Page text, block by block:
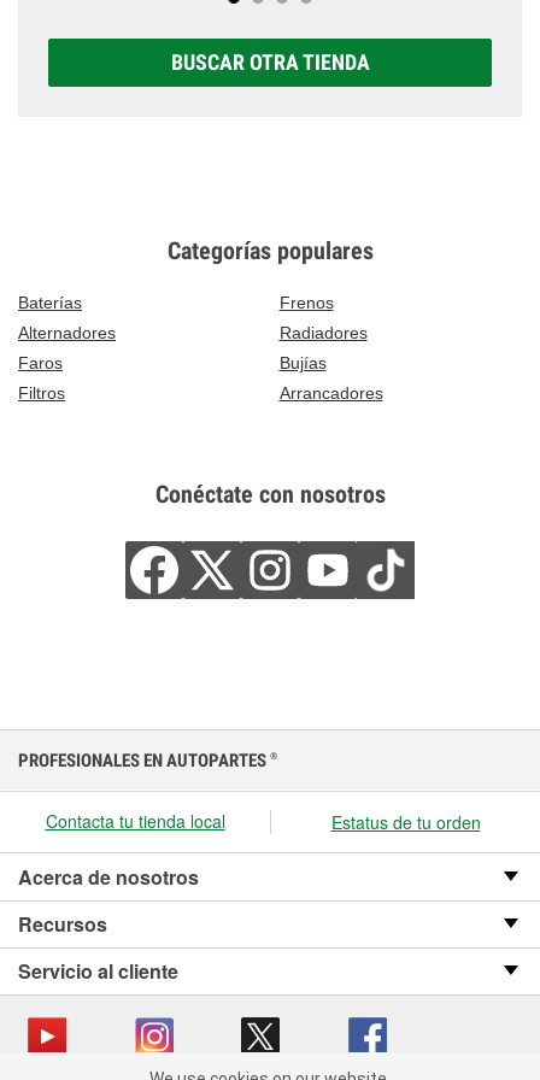
BUSCAR OTRA TIENDA
Categorías populares
Baterías
Frenos
Alternadores
Radiadores
Faros
Bujías
Filtros
Arrancadores
Conéctate con nosotros
PROFESIONALES EN AUTOPARTES ®
Contacta tu tienda local Estatus de tu orden
Acerca de nosotros
Recursos
Servicio al cliente